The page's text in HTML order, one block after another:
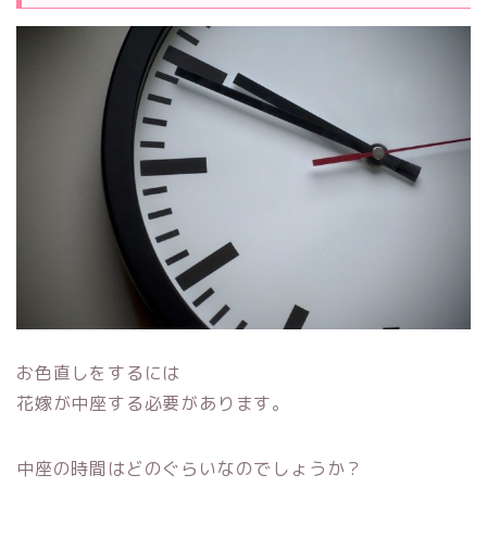
お色直しをするには
花嫁が中座する必要があります。
中座の時間はどのぐらいなのでしょうか？